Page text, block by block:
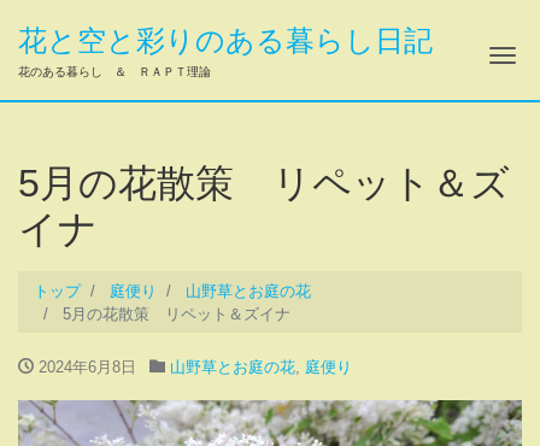
花と空と彩りのある暮らし日記
花のある暮らし ＆ ＲＡＰＴ理論 ナ
5月の花散策 リペット＆ズ
イナ
トップ 庭便り
山野草とお庭の花
5月の花散策 リペット＆ズイナ
2024年6月8日 山野草とお庭の花, 庭便り